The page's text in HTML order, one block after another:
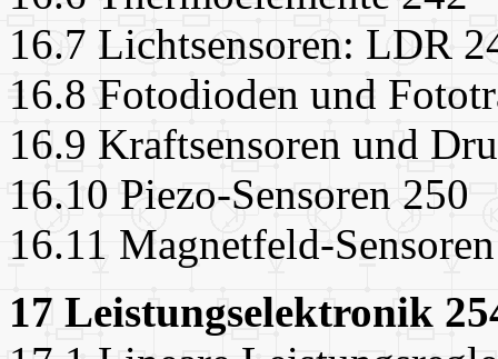
16.7 Lichtsensoren: LDR
16.8 Fotodioden und
16.9 Kraftsensoren und
16.10 Piezo-Sensoren 250
16.11 Magnetfeld-
17 Leistungselektronik